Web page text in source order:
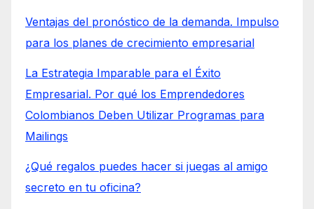
Ventajas del pronóstico de la demanda. Impulso
para los planes de crecimiento empresarial
La Estrategia Imparable para el Éxito
Empresarial. Por qué los Emprendedores
Colombianos Deben Utilizar Programas para
Mailings
¿Qué regalos puedes hacer si juegas al amigo
secreto en tu oficina?